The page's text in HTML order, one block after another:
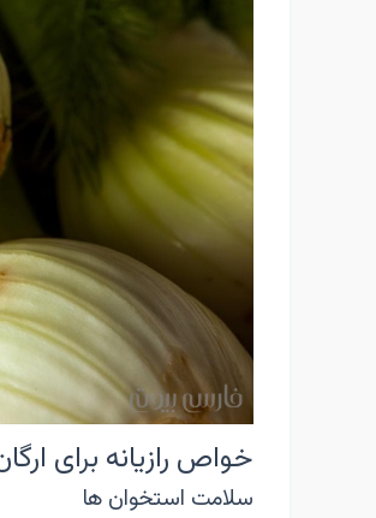
خواص رازیانه برای
سلامت استخوان ها